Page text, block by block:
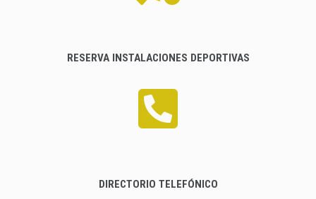
RESERVA INSTALACIONES DEPORTIVAS
DIRECTORIO TELEFÓNICO